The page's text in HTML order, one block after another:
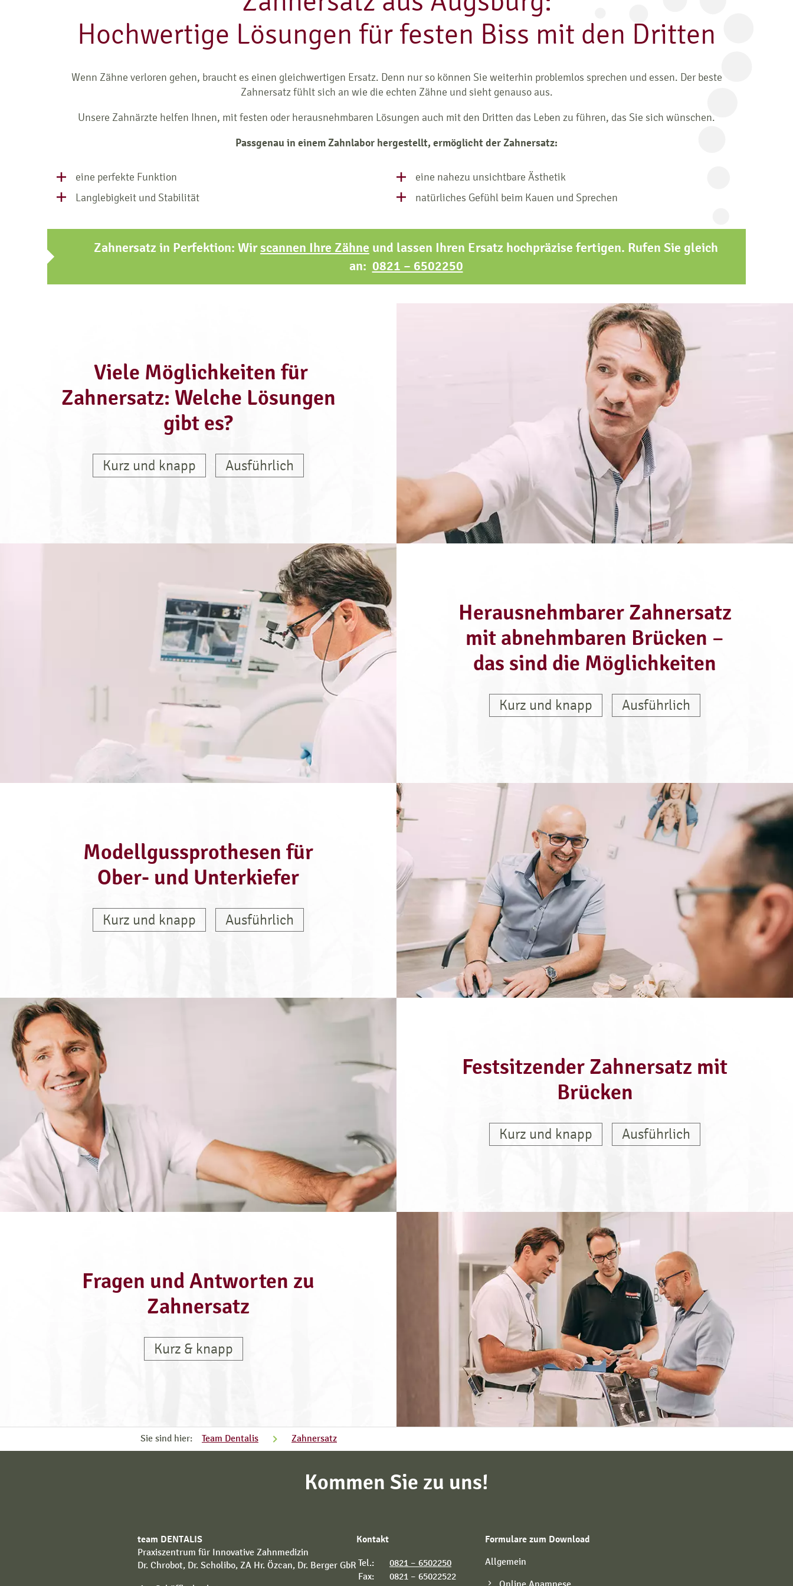
Hochwertige Lösungen für festen Biss mit den Dritten
Wenn Zähne verloren gehen, braucht es einen gleichwertigen Ersatz. Denn nur so können Sie weiterhin problemlos sprechen und essen. Der beste
Zahnersatz fühlt sich an wie die echten Zähne und sieht genauso aus.
Unsere Zahnärzte helfen Ihnen, mit festen oder herausnehmbaren Lösungen auch mit den Dritten das Leben zu führen, das Sie sich wünschen.
Passgenau in einem Zahnlabor hergestellt, ermöglicht der Zahnersatz:
eine perfekte Funktion
eine nahezu unsichtbare Ästhetik
Langlebigkeit und Stabilität
natürliches Gefühl beim Kauen und Sprechen
Zahnersatz in Perfektion: Wirscannen Ihre Zähne und lassen Ihren Ersatz hochpräzise fertigen. Rufen Sie gleich
an: 0821 – 6502250
Viele Möglichkeiten für
Zahnersatz: Welche Lösungen
gibt es?
Kurz und knapp Ausführlich
Herausnehmbarer Zahnersatz
mit abnehmbaren Brücken –
das sind die Möglichkeiten
Kurz und knapp Ausführlich
Modellgussprothesen für
Ober- und Unterkiefer
Kurz und knapp Ausführlich
Festsitzender Zahnersatz mit
Brücken
Kurz und knapp Ausführlich
Fragen und Antworten zu
Zahnersatz
Kurz & knapp
Sie sind hier: Team Dentalis Zahnersatz
Kommen Sie zu uns!
team DENTALIS
Praxiszentrum für Innovative Zahnmedizin
Dr. Chrobot, Dr. Scholibo, ZA Hr. Özcan, Dr. Berger GbR
Kontakt
Tel.:
0821 – 6502250
Fax:
0821 – 65022522
Formulare zum Download
Allgemein
Online Anamnese